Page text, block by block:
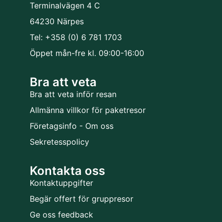
Terminalvägen 4 C
64230 Närpes
Tel: +358 (0) 6 781 1703
Öppet mån-fre kl. 09:00-16:00
Bra att veta
Bra att veta inför resan
Allmänna villkor för paketresor
Företagsinfo - Om oss
Sekretesspolicy
Kontakta oss
Kontaktuppgifter
Begär offert för gruppresor
Ge oss feedback